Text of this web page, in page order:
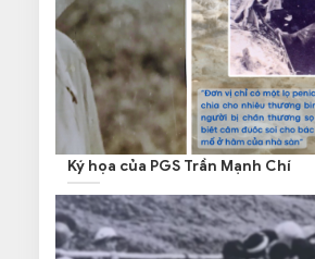
Ký họa của PGS Trần Mạnh Chí